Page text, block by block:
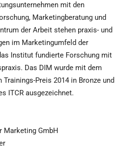
mit den
Marketingberatung und
der Arbeit stehen praxis- und
im Marketingumfeld der
Institut fundierte Forschung mit
Das DIM wurde mit dem
Preis 2014 in Bronze und
ITCR ausgezeichnet.
Marketing GmbH